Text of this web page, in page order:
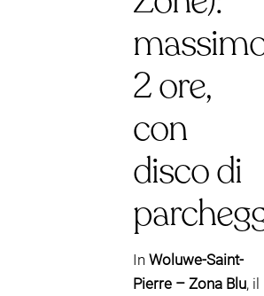
2 ore,
con
disco di
In Woluwe-Saint-
Pierre – Zona Blu, il